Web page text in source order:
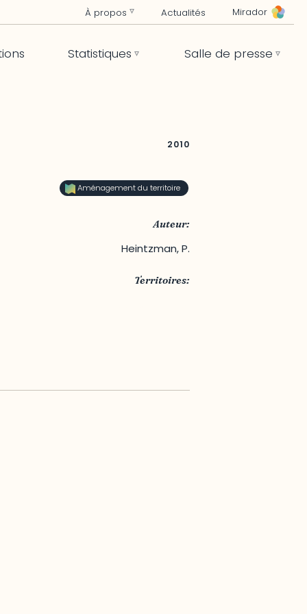
À propos Actualités Mirador
Statistiques Salle de presse
2010
Aménagement du territoire
Auteur:
Heintzman, P.
Territoires: